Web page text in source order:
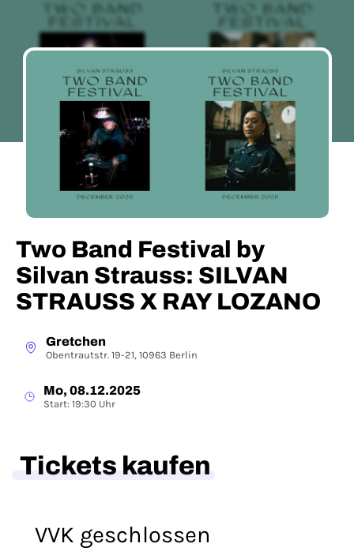
Two Band Festival by
Silvan Strauss: SILVAN
STRAUSS X RAY LOZANO
Gretchen
Obentrautstr. 19-21, 10963 Berlin
Mo, 08.12.2025
Start: 19:30 Uhr
Tickets kaufen
VVK geschlossen